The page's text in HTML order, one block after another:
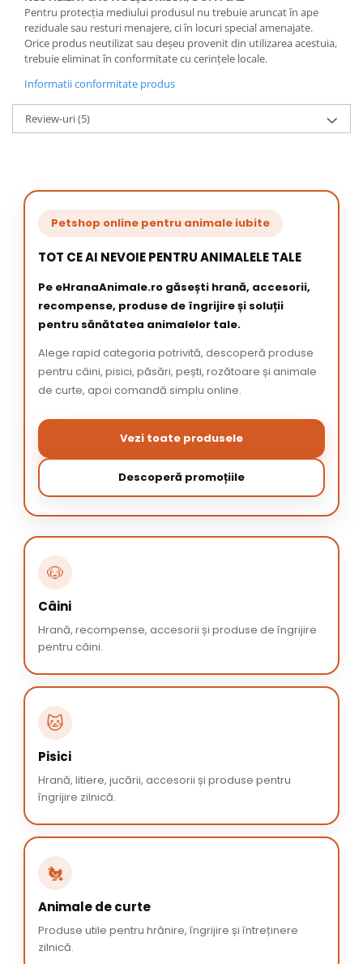
Pentru protecția mediului produsul nu trebuie aruncat în ape
reziduale sau resturi menajere, ci în locuri special amenajate.
Orice produs neutilizat sau deșeu provenit din utilizarea acestuia,
trebuie eliminat în conformitate cu cerințele locale.
Informatii conformitate produs
Review-uri(5)
Petshop online pentru animale iubite
TOT CE AI NEVOIE PENTRU ANIMALELE TALE
Pe eHranaAnimale.ro găsești hrană, accesorii,
recompense, produse de îngrijire și soluții
pentru sănătatea animalelor tale.
Alege rapid categoria potrivită, descoperă produse
pentru câini, pisici, păsări, pești, rozătoare și animale
de curte, apoi comandă simplu online.
Vezi toate produsele
Descoperă promoțiile
🐶
Câini
Hrană, recompense, accesorii și produse de îngrijire
pentru câini.
🐱
Pisici
Hrană, litiere, jucării, accesorii și produse pentru
îngrijire zilnică.
🐔
Animale de curte
Produse utile pentru hrănire, îngrijire și întreținere
zilnică.